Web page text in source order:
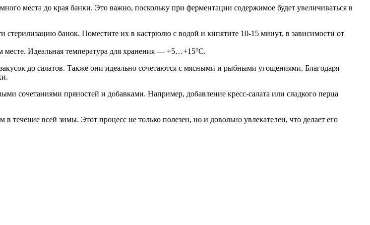
места до края банки. Это важно, поскольку при ферментации содержимое будет увеличиваться в
стерилизацию банок. Поместите их в кастрюлю с водой и кипятите 10-15 минут, в зависимости от
Идеальная температура для хранения — +5…+15°C.
до салатов. Также они идеально сочетаются с мясными и рыбными угощениями. Благодаря
сочетаниями пряностей и добавками. Например, добавление кресс-салата или сладкого перца
всей зимы. Этот процесс не только полезен, но и довольно увлекателен, что делает его